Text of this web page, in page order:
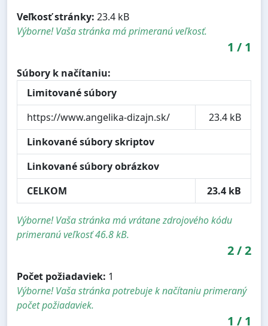
Veľkosť stránky: 23.4 kB
Výborne! Vaša stránka má primeranú veľkosť.
1 / 1
Súbory k načítaniu:
Limitované súbory
https://www.angelika-dizajn.sk/
23.4 kB
Linkované súbory skriptov
Linkované súbory obrázkov
CELKOM
23.4 kB
Výborne! Vaša stránka má vrátane zdrojového kódu
primeranú veľkosť 46.8 kB.
2/2
Počet požiadaviek: 1
Výborne! Vaša stránka potrebuje k načítaniu primeraný
počet požiadaviek.
1 / 1